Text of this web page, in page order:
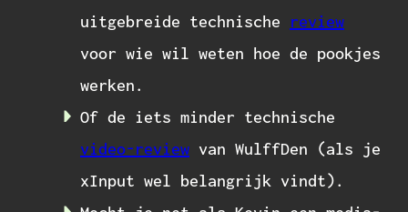
uitgebreide technische review
voor wie wil weten hoe de pookjes
werken.
Of de iets minder technische
video-review van WulffDen (als je
xInput wel belangrijk vindt).